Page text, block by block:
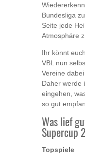
Bundesliga
Seite jede
Atmosphäre
Ihr könnt
VBL nun
Vereine
Daher werde
eingehen,
so gut
Was lief
Supercup
Topspiele